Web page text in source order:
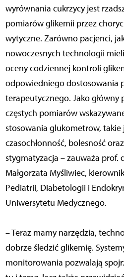
wyrównania cukrzycy jest
pomiarów glikemii przez
wytyczne. Zarówno pacjenci,
nowoczesnych technologii
oceny codziennej kontroli
odpowiedniego dostosowania
terapeutycznego. Jako
częstych pomiarów
stosowania glukometrow, takie
czasochłonność, bolesność
stygmatyzacja – zauważa prof.
Małgorzata Myśliwiec,
Pediatrii, Diabetologii i
Uniwersytetu Medycznego.
– Teraz mamy narzędzia,
dobrze śledzić glikemię.
monitorowania pozwalają